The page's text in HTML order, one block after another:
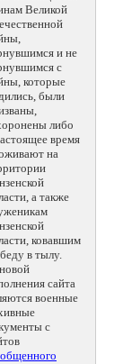
Великой
и не
с
которые
были
либо
время
на
а также
ковавшим
в тылу.
сайта
военные
с